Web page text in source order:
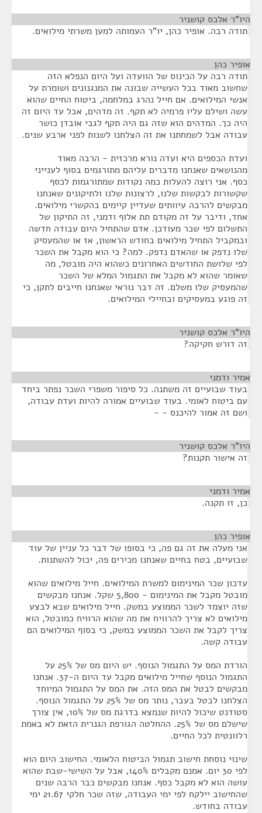
היו"ר אלכס קושניר
תודה רבה. אופיר כהן, יו"ר העמותה למען משרתי מילואים.
אופיר כהן
תודה רבה על הכינוס של הוועדה ועל היום הנפלא הזה
שחשוב מאוד בכל העשייה שבונה את המנגנונים ושומרת על
אנשי המילואים. אם חייל נהרג במלחמה, ביטוח החיים שהוא
עשה ושילם עליו פרמיה לא תקף. זה מדהים, אבל עד היום זה
היה כך. המדהים הוא שזה גם היה תקף לגבי אובדן כושר
עבודה אבל לשמחתנו את זה הצלחנו לשנות לפני ארבע שנים.
ועדת הכספים היא ועדה נורא מרכזית - הרבה מאוד
מהנושאים שאנחנו מדברים עליהם מתורגמים בסוף לענייני
כסף. אני רוצה להעלות כמה נקודות שמתורגמות לכסף
שקשורות לבקשות שלנו, לרצונות שלנו ולתיקונים שאנחנו
מבקשים להרבה עיוותים שעדיין קיימים בהקשרי מילואים.
אחד, ודיבר על זה מקודם תת אלוף ודמני, זה התיקון של
התשלום לפי שכר מעודכן. אדם שהתחיל היום עבודה חדשה
ובמקביל התחיל מילואים בחודש הראשון, אז או שהמעסיק
שלו נדפק או שהאדם נדפק. למה? כי הוא מקבל את השכר
לפי שלושת החודשים האחרונים כשהוא היה מובטל, מה
שאומר שהוא לא מקבל את התגמול המלא של השכר
שהמעסיק שלו משלם. זה דבר נוראי שאנחנו חייבים לתקן, כי
זה פוגע במעסיקים ובחיילי המילואים.
היו"ר אלכס קושניר
זה דורש חקיקה?
אמיר ודמני
בעוד שבועיים זה משתנה. כל סיפור משפרי השכר נפתר ביחד
עם ביטוח לאומי. בעוד שבועיים אמורה להיות ועדת עבודה,
ושם זה אמור להיכנס - -
היו"ר אלכס קושניר
זה אישור תקנות?
אמיר ודמני
כן, זו תקנה.
אופיר כהן
אני מעלה את זה גם פה, כי בסופו של דבר כל עניין של עוד
שבועיים, בטח בחיים שאנחנו מכירים פה, יכול להשתנות.
עדכון שכר המינימום למשרת המילואים. חייל מילואים שהוא
מובטל מקבל את המינימום - 5,800 שקל. אנחנו מבקשים
שזה יוצמד לשכר הממוצע במשק. חייל מילואים שבא לבצע
מילואים לא צריך להרוויח את מה שהוא הרוויח כמובטל, הוא
צריך לקבל את השכר הממוצע במשק, כי בסוף המילואים הם
עבודה קשה.
הורדת המס על התגמול הנוסף. יש היום מס של 25% על
התגמול הנוסף שחייל מילואים מקבל עד היום ה-37. אנחנו
מבקשים לבטל את המס הזה. את המס על התגמול המיוחד
הצלחנו לבטל בעבר, נותר מס של 25% על התגמול הנוסף.
סטודנט שיכול להיות שנמצא בדרגת מס של 10%, אין צורך
שישלם מס של 25%. ההחלטה הגורפת הגנרית הזאת לא באמת
רלוונטית לכל החיים.
שינוי נוסחת חישוב תגמול הביטוח הלאומי. החישוב היום הוא
לפי 30 יום. אמנם מקבלים 140%, אבל על השישי-שבת שהוא
עושה הוא לא מקבל כסף. אנחנו מבקשים כבר הרבה שנים
שהחישוב יילקח לפי ימי העבודה, שזה שכר חלקי 21.67 ימי
עבודה בחודש.